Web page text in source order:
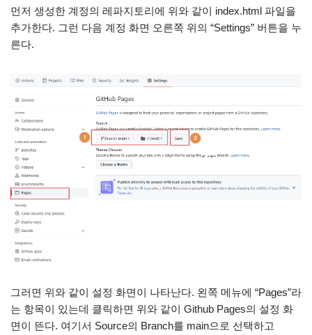
먼저 생성한 계정의 레파지토리에 위와 같이 index.html 파일을
추가한다. 그런 다음 계정 화면 오른쪽 위의 “Settings” 버튼을 누
른다.
그러면 위와 같이 설정 화면이 나타난다. 왼쪽 메뉴에 “Pages”라
는 항목이 있는데 클릭하면 위와 같이 Github Pages의 설정 화
면이 뜬다. 여기서 Source의 Branch를 main으로 선택하고